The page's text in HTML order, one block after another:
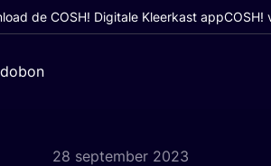
de COSH! Digitale Kleerkast appCOSH!
28 september 2023